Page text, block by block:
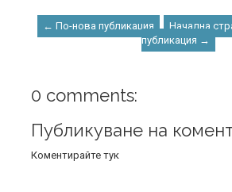
← По-нова публикация Начална
публикация →
0 comments:
Публикуване на
Коментирайте тук